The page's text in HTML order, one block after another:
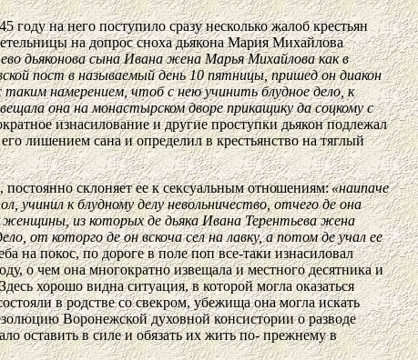
на него поступило сразу несколько жалоб крестьян
на допрос сноха дьякона Мария Михайлова
дьяконова сына Ивана жена Марья Михайлова как в
пост в называемый день 10 пятницы, пришед он диакон
таким намерением, чтоб с нею учинить блудное дело, к
она на монастырском дворе прикащику да соцкому с
изнасилование и другие проступки дьякон подлежал
лишением сана и определил в крестьянство на тяглый
склоняет ее к сексуальнымотношениям:«наипаче
учинил к блудному делу невольничество, отчего де она
женщины, из которых де дьяка Ивана Терентьева жена
от которго де он вскоча сел на лавку, а потом де учал ее
на покос, по дороге в поле поп все-таки изнасиловал
о чем она многократно извещала и местного десятника и
хорошо видна ситуация, в которой могла оказаться
в родстве со свекром, убежища она могла искать
Воронежской духовной консистории о разводе
оставить в силе и обязать их жить по- прежнему в